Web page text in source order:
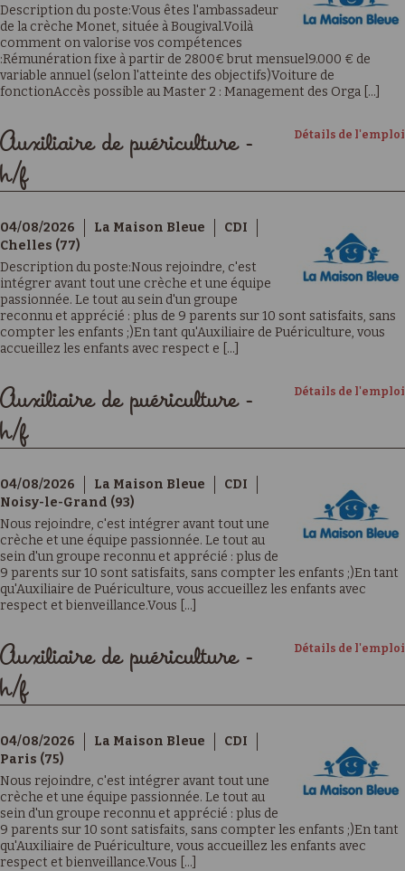
Description du poste:Vous êtes l'ambassadeur
de la crèche Monet, située à Bougival.Voilà
comment on valorise vos compétences
:Rémunération fixe à partir de 2800€ brut mensuel9.000 € de
variable annuel (selon l'atteinte des objectifs)Voiture de
fonctionAccès possible au Master 2 : Management des Orga [...]
Détails de l'emploi
Auxiliaire de puériculture -
h/f
04/08/2026 La Maison Bleue
CDI
Chelles (77)
Description du poste:Nous rejoindre, c'est
intégrer avant tout une crèche et une équipe
passionnée. Le tout au sein d'un groupe
reconnu et apprécié : plus de 9 parents sur 10 sont satisfaits, sans
compter les enfants ;)En tant qu'Auxiliaire de Puériculture, vous
accueillez les enfants avec respect e [...]
Détails de l'emploi
Auxiliaire de puériculture -
h/f
04/08/2026 La Maison Bleue
CDI
Noisy-le-Grand (93)
Nous rejoindre, c'est intégrer avant tout une
crèche et une équipe passionnée. Le tout au
sein d'un groupe reconnu et apprécié : plus de
9 parents sur 10 sont satisfaits, sans compter les enfants ;)En tant
qu'Auxiliaire de Puériculture, vous accueillez les enfants avec
respect et bienveillance.Vous [...]
Détails de l'emploi
Auxiliaire de puériculture -
h/f
04/08/2026 La Maison Bleue
CDI
Paris (75)
Nous rejoindre, c'est intégrer avant tout une
crèche et une équipe passionnée. Le tout au
sein d'un groupe reconnu et apprécié : plus de
9 parents sur 10 sont satisfaits, sans compter les enfants ;)En tant
qu'Auxiliaire de Puériculture, vous accueillez les enfants avec
respect et bienveillance.Vous [...]